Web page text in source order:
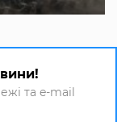
та e-mail